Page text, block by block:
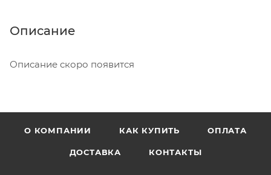
Описание
Описание скоро появится
О КОМПАНИИ КАК КУПИТЬ ОПЛАТА
ДОСТАВКА КОНТАКТЫ